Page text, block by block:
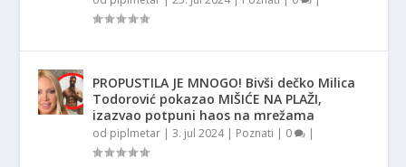
PROPUSTILA JE MNOGO! Bivši dečko Milica
Todorović pokazao MIŠIĆE NA PLAŽI,
izazvao potpuni haos na mrežama
od piplmetar |3. jul 2024| Poznati | 0 |